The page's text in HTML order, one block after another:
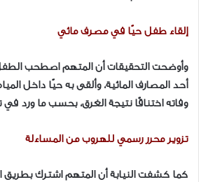
إلقاء طفل حيًا في مصرف مائي
وأوضحت التحقيقات أن المتهم اصطحب
أحد المصارف المائية، وألقى به حيًا داخل
وفاته اختناقًا نتيجة الغرق، بحسب ما ورد
تزوير محرر رسمي للهروب من المساءلة
كما كشفت النيابة أن المتهم اشترك